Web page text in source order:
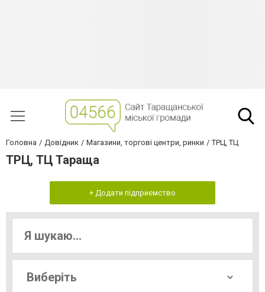
Головна Довідник Магазини, торгові центри, ринки ТРЦ, ТЦ
ТРЦ, ТЦ Тараща
+ Додати підприємство